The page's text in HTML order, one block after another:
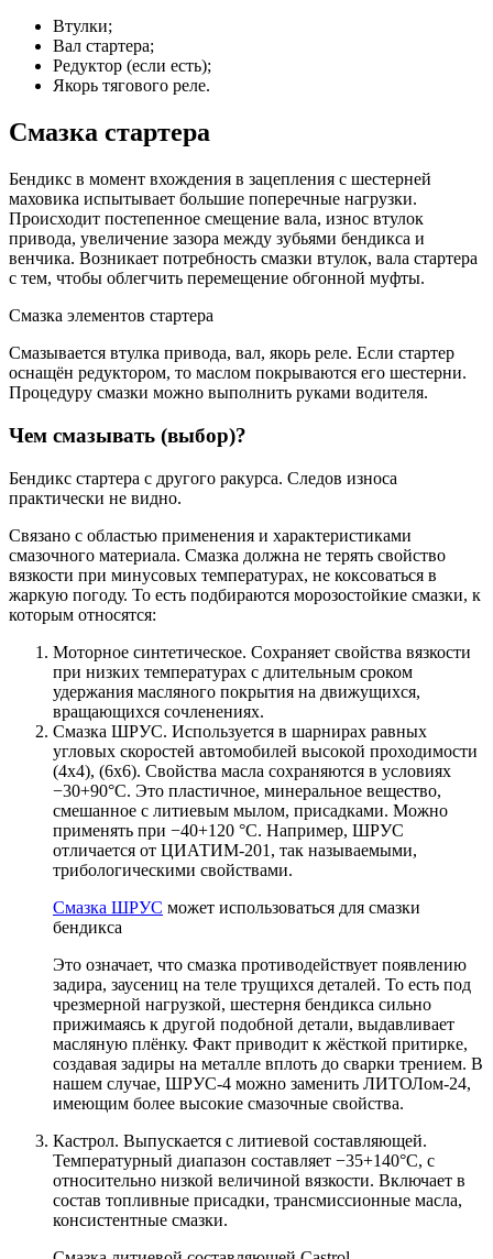
Втулки;
Вал стартера;
Редуктор (если есть);
Якорь тягового реле.
Смазка стартера
Бендикс в момент вхождения в зацепления с шестерней
маховика испытывает большие поперечные нагрузки.
Происходит постепенное смещение вала, износ втулок
привода, увеличение зазора между зубьями бендикса и
венчика. Возникает потребность смазки втулок, вала стартера
с тем, чтобы облегчить перемещение обгонной муфты.
Смазка элементов стартера
Смазывается втулка привода, вал, якорь реле. Если стартер
оснащён редуктором, то маслом покрываются его шестерни.
Процедуру смазки можно выполнить руками водителя.
Чем смазывать (выбор)?
Бендикс стартера с другого ракурса. Следов износа
практически не видно.
Связано с областью применения и характеристиками
смазочного материала. Смазка должна не терять свойство
вязкости при минусовых температурах, не коксоваться в
жаркую погоду. То есть подбираются морозостойкие смазки, к
которым относятся:
Моторное синтетическое. Сохраняет свойства вязкости
при низких температурах с длительным сроком
удержания масляного покрытия на движущихся,
вращающихся сочленениях.
Смазка ШРУС. Используется в шарнирах равных
угловых скоростей автомобилей высокой проходимости
(4х4), (6х6). Свойства масла сохраняются в условиях
−30+90°C. Это пластичное, минеральное вещество,
смешанное с литиевым мылом, присадками. Можно
применять при −40+120 °C. Например, ШРУС
отличается от ЦИАТИМ-201, так называемыми,
трибологическими свойствами.
Смазка ШРУС может использоваться для смазки
бендикса
Это означает, что смазка противодействует появлению
задира, заусениц на теле трущихся деталей. То есть под
чрезмерной нагрузкой, шестерня бендикса сильно
прижимаясь к другой подобной детали, выдавливает
масляную плёнку. Факт приводит к жёсткой притирке,
создавая задиры на металле вплоть до сварки трением. В
нашем случае, ШРУС-4 можно заменить ЛИТОЛом-24,
имеющим более высокие смазочные свойства.
Кастрол. Выпускается с литиевой составляющей.
Температурный диапазон составляет −35+140°C, с
относительно низкой величиной вязкости. Включает в
состав топливные присадки, трансмиссионные масла,
консистентные смазки.